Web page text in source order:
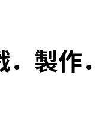
製作